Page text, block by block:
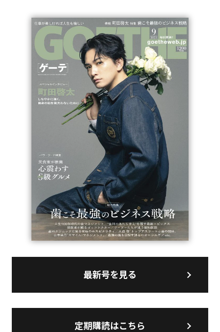
最新号を見る
定期購読はこちら